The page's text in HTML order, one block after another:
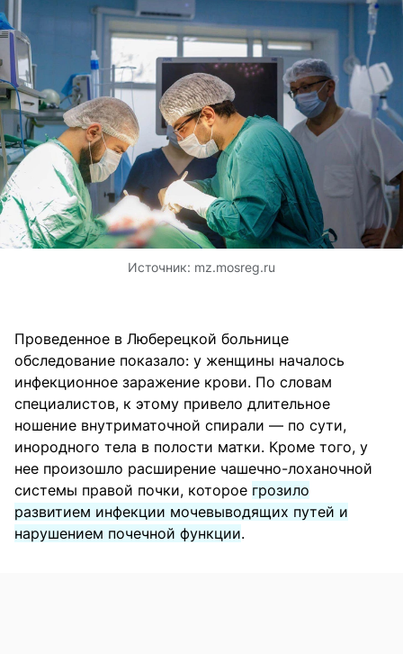
Источник: mz.mosreg.ru
Проведенное в Люберецкой больнице
обследование показало: у женщины началось
инфекционное заражение крови. По словам
специалистов, к этому привело длительное
ношение внутриматочной спирали — по сути,
инородного тела в полости матки. Кроме того, у
нее произошло расширение чашечно-лоханочной
системы правой почки, которое грозило
развитием инфекции мочевыводящих путей и
нарушением почечной функции.